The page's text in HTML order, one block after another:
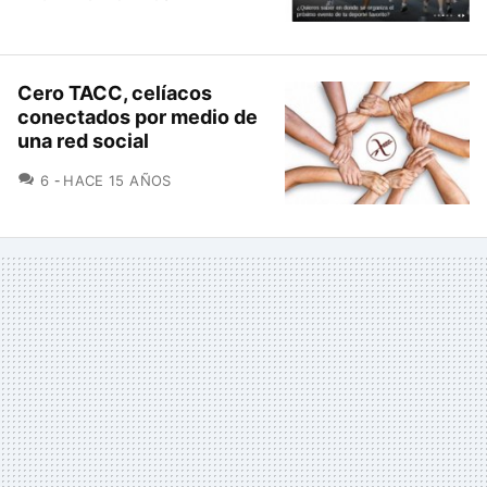
Cero TACC, celíacos
conectados por medio de
una red social
6 COMENTARIOS
HACE 15 AÑOS